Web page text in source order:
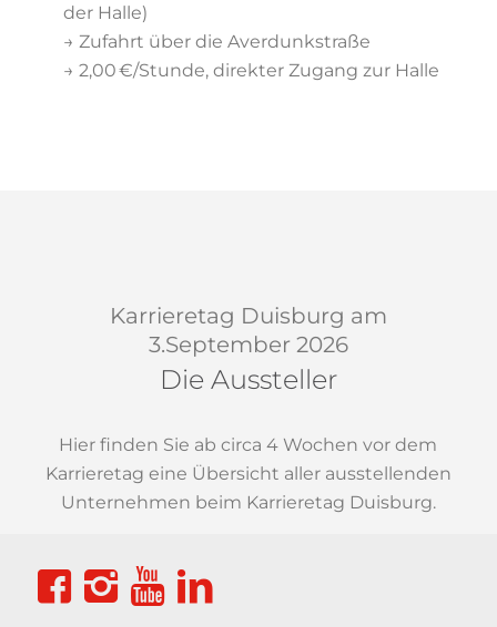
der Halle)
→ Zufahrt über die Averdunkstraße
→ 2,00 €/Stunde, direkter Zugang zur Halle
Karrieretag Duisburg am
3.September 2026
Die Aussteller
Hier finden Sie ab circa 4 Wochen vor dem
Karrieretag eine Übersicht aller ausstellenden
Unternehmen beim Karrieretag Duisburg.